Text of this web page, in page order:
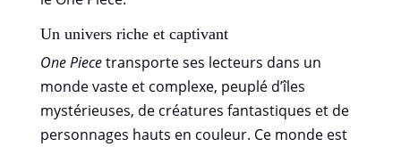
Un univers riche et captivant
One Piecetransporte ses lecteurs dans un
monde vaste et complexe, peuplé d’îles
mystérieuses, de créatures fantastiques et de
personnages hauts en couleur. Ce monde est